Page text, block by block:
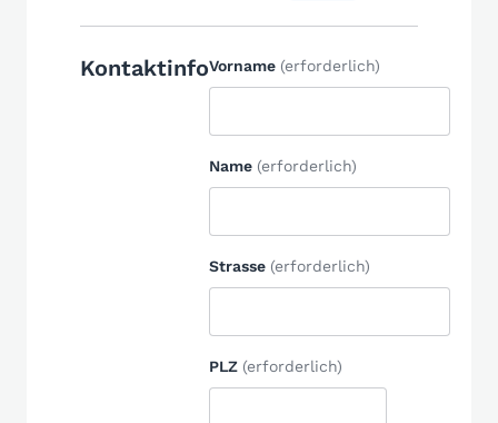
KontaktinfoVorname (erforderlich)
Name (erforderlich)
Strasse (erforderlich)
PLZ (erforderlich)